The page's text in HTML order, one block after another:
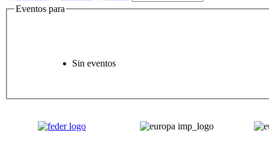
Eventos para
Sin eventos